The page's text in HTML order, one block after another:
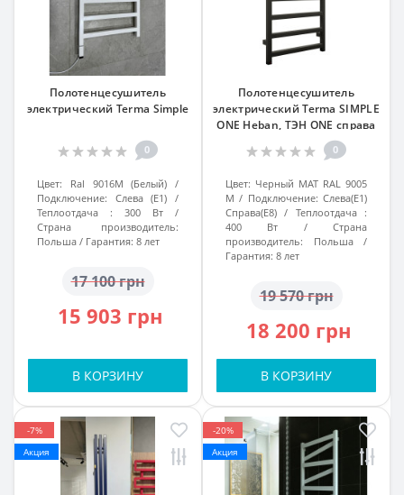
Полотенцесушитель
электрический Terma Simple
0
Цвет:
Ral 9016M (Белый)
Подключение:
Слева (E1)
Теплоотдача :
300 Вт
Страна производитель:
Польша
Гарантия: 8 лет
17 100 грн
15 903 грн
В КОРЗИНУ
Полотенцесушитель
электрический Terma SIMPLE
ONE Heban, ТЭН ONE справа
0
Цвет: Черный МАТ RAL 9005
M
Подключение: Слева(Е1)
Справа(Е8)
Теплоотдача :
400 Вт
Страна
производитель:
Польша
Гарантия: 8 лет
19 570 грн
18 200 грн
В КОРЗИНУ
-7%
Акция
-20%
Акция